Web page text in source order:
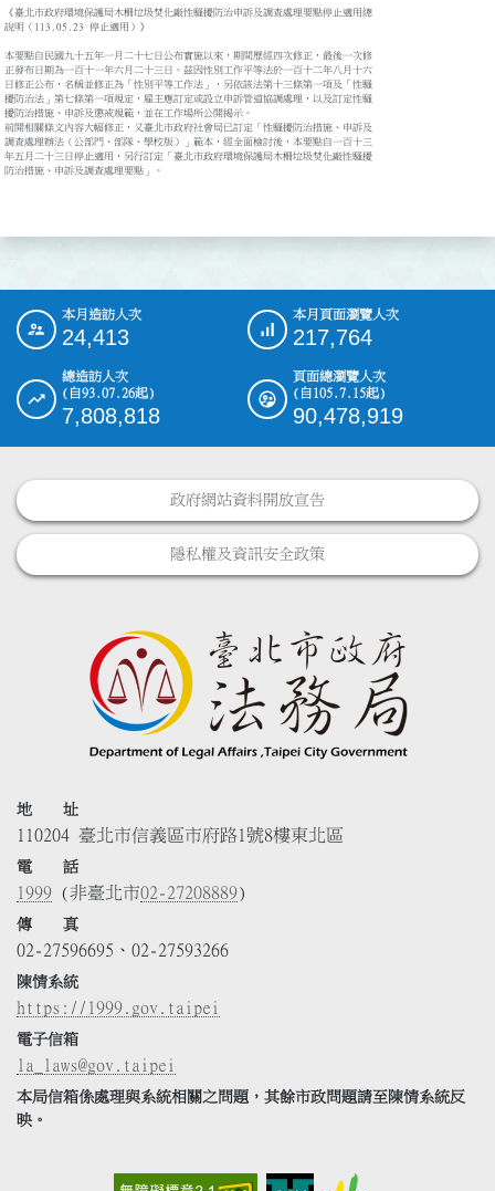
《臺北市政府環境保護局木柵垃圾焚化廠性騷擾防治申訴及調查處理要點停止適用總
說明（113.05.23 停止適用）》
本要點自民國九十五年一月二十七日公布實施以來，期間歷經四次修正，最後一次修
正發布日期為一百十一年六月二十三日。茲因性別工作平等法於一百十二年八月十六
日修正公布，名稱並修正為「性別平等工作法」，另依該法第十三條第一項及「性騷
擾防治法」第七條第一項規定，雇主應訂定或設立申訴管道協調處理，以及訂定性騷
擾防治措施、申訴及懲戒規範，並在工作場所公開揭示。
前開相關條文內容大幅修正，又臺北市政府社會局已訂定「性騷擾防治措施、申訴及
調查處理辦法（公部門、部隊、學校版）」範本，經全面檢討後，本要點自一百十三
年五月二十三日停止適用，另行訂定「臺北市政府環境保護局木柵垃圾焚化廠性騷擾
防治措施、申訴及調查處理要點」。
::: 本月造訪人次
24,413
本月頁面瀏覽人次
217,764
總造訪人次
(自93.07.26起)
7,808,818
頁面總瀏覽人次
(自105.7.15起)
90,478,919
政府網站資料開放宣告
隱私權及資訊安全政策
地 址
110204 臺北市信義區市府路1號8樓東北區
電 話
1999 (非臺北市02-27208889)
傳 真
02-27596695、02-27593266
陳情系統
https://1999.gov.taipei
電子信箱
la_laws@gov.taipei
本局信箱係處理與系統相關之問題，其餘市政問題請至陳情系統反
映。